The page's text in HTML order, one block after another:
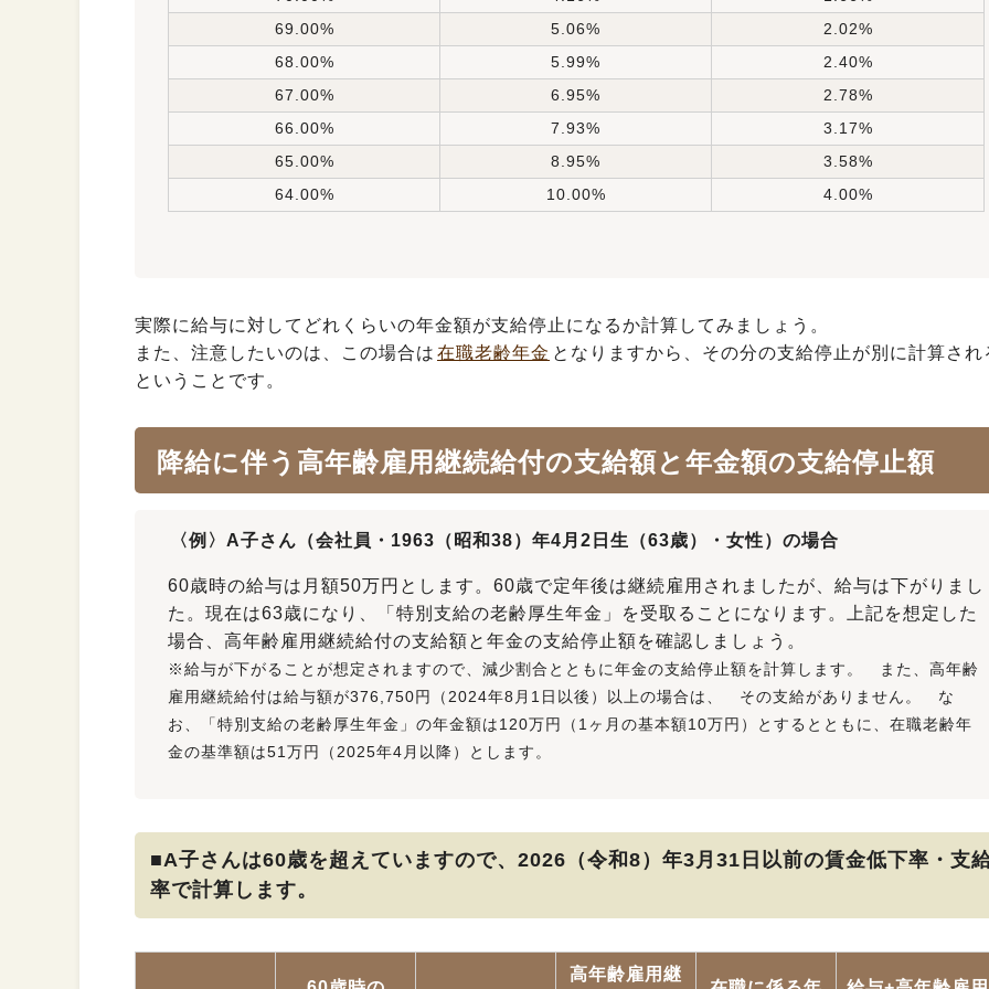
69.00%
5.06%
2.02%
68.00%
5.99%
2.40%
67.00%
6.95%
2.78%
66.00%
7.93%
3.17%
65.00%
8.95%
3.58%
64.00%
10.00% 4.00%
実際に給与に対してどれくらいの年金額が支給停止になるか計算してみましょう。
また、注意したいのは、この場合は 在職老齢年金 となりますから、その分の支給停止が別に計算され
ということです。
降給に伴う高年齢雇用継続給付の支給額と年金額の支給停止額
〈例〉A子さん（会社員・1963（昭和38）年4月2日生（63歳）・女性）の場合
60歳時の給与は月額50万円とします。60歳で定年後は継続雇用されましたが、給与は下がりまし
た。現在は63歳になり、「特別支給の老齢厚生年金」を受取ることになります。上記を想定した
場合、高年齢雇用継続給付の支給額と年金の支給停止額を確認しましょう。
※給与が下がることが想定されますので、減少割合とともに年金の支給停止額を計算します。 また、高年齢
雇用継続給付は給与額が376,750円（2024年8月1日以後）以上の場合は、 その支給がありません。 な
お、「特別支給の老齢厚生年金」の年金額は120万円（1ヶ月の基本額10万円）とするとともに、在職老齢年
金の基準額は51万円（2025年4月以降）とします。
■A子さんは60歳を超えていますので、2026（令和8）年3月31日以前の賃金低下率・支
率で計算します。
高年齢雇用継